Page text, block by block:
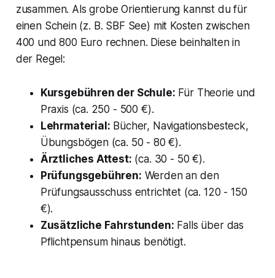
zusammen. Als grobe Orientierung kannst du für
einen Schein (z. B. SBF See) mit Kosten zwischen
400 und 800 Euro rechnen. Diese beinhalten in
der Regel:
Kursgebühren der Schule: Für Theorie und
Praxis (ca. 250 - 500 €).
Lehrmaterial: Bücher, Navigationsbesteck,
Übungsbögen (ca. 50 - 80 €).
Ärztliches Attest: (ca. 30 - 50 €).
Prüfungsgebühren: Werden an den
Prüfungsausschuss entrichtet (ca. 120 - 150
€).
Zusätzliche Fahrstunden: Falls über das
Pflichtpensum hinaus benötigt.